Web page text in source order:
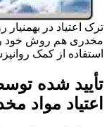
ترک اعتیاد در
مخدری هم روش خود را
استفاده از کمک
تأیید شده
اعتیاد مواد